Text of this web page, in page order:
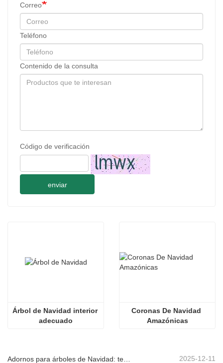
Correo
Teléfono
Contenido de la consulta
Código de verificación
enviar
Árbol de Navidad interior
adecuado
Coronas De Navidad
Amazónicas
2025-12-11